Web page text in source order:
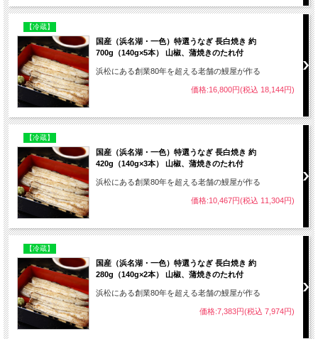
【冷蔵】
国産（浜名湖・一色）特選うなぎ 長白焼き 約
700g（140g×5本） 山椒、蒲焼きのたれ付
浜松にある創業80年を超える老舗の鰻屋が作る
価格:16,800円(税込 18,144円)
【冷蔵】
国産（浜名湖・一色）特選うなぎ 長白焼き 約
420g（140g×3本） 山椒、蒲焼きのたれ付
浜松にある創業80年を超える老舗の鰻屋が作る
価格:10,467円(税込 11,304円)
【冷蔵】
国産（浜名湖・一色）特選うなぎ 長白焼き 約
280g（140g×2本） 山椒、蒲焼きのたれ付
浜松にある創業80年を超える老舗の鰻屋が作る
価格:7,383円(税込 7,974円)